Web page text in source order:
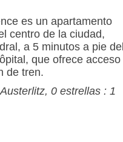
es un apartamento
centro de la ciudad,
a 5 minutos a pie del
que ofrece acceso
de tren.
0 estrellas : 1